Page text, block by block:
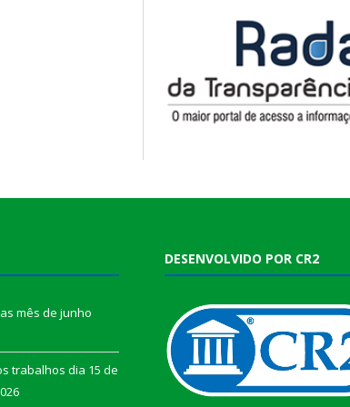
mês de junho
trabalhos dia 15 de
DESENVOLVIDO POR CR2